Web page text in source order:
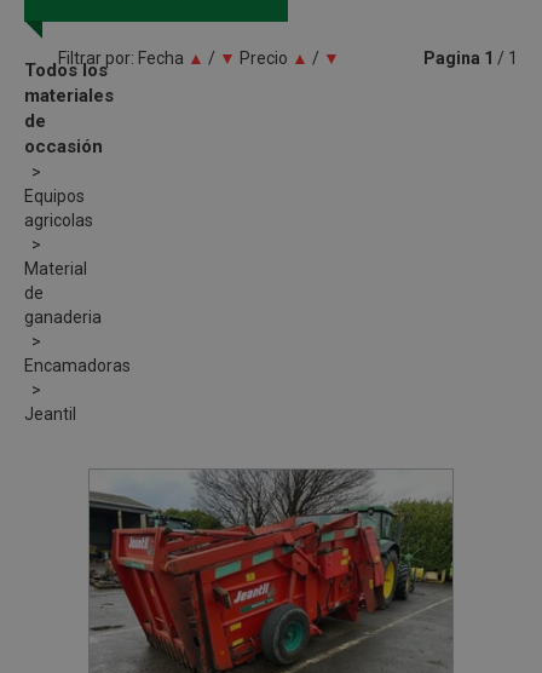
Todos los
materiales
de
occasión
Equipos
agricolas
Material
de
ganaderia
Encamadoras
Jeantil
Filtrar por: Fecha ▲ / ▼ Precio ▲ / ▼ Pagina 1 / 1